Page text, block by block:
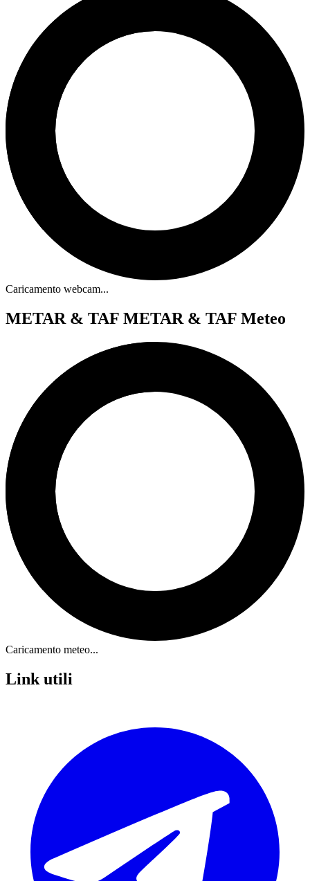
Caricamento webcam...
METAR & TAF METAR & TAF Meteo
Caricamento meteo...
Link utili